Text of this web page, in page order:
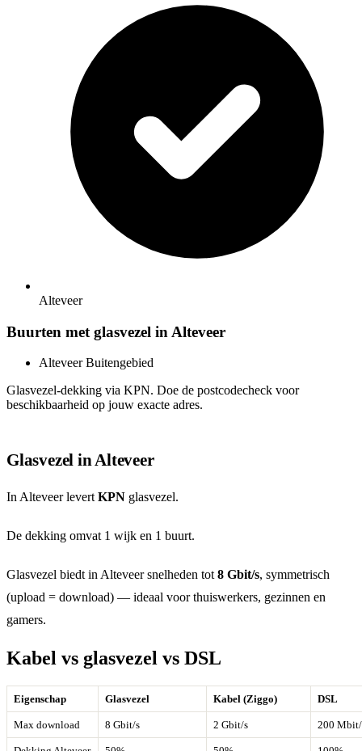
Alteveer
Buurten met glasvezel in Alteveer
Alteveer Buitengebied
Glasvezel-dekking via KPN. Doe de postcodecheck voor
beschikbaarheid op jouw exacte adres.
Glasvezel in Alteveer
In Alteveer levert KPN glasvezel.
De dekking omvat 1 wijk en 1 buurt.
Glasvezel biedt in Alteveer snelheden tot 8 Gbit/s, symmetrisch
(upload = download) — ideaal voor thuiswerkers, gezinnen en
gamers.
Kabel vs glasvezel vs DSL
Eigenschap Glasvezel Kabel (Ziggo) DSL
Max download 8 Gbit/s 2 Gbit/s 200